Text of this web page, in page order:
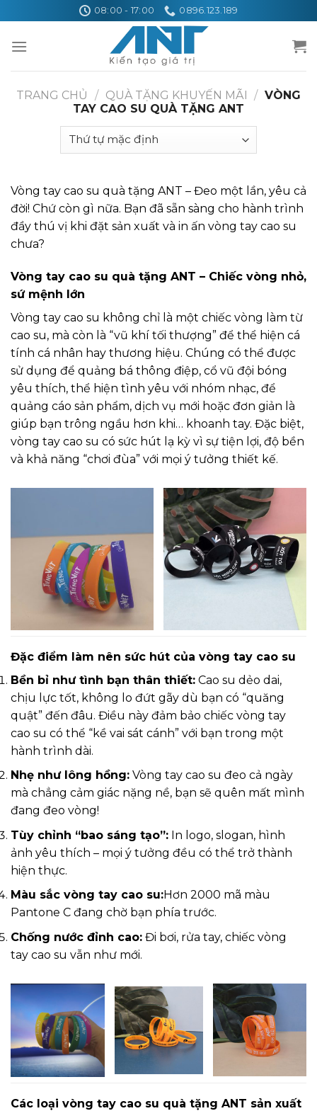
to
content
08:00 - 17:00 0896.123.189
TRANG CHỦ / QUÀ TẶNG KHUYẾN MÃI / VÒNG
TAY CAO SU QUÀ TẶNG ANT
Vòng tay cao su quà tặng ANT – Đeo một lần, yêu cả
đời! Chứ còn gì nữa. Bạn đã sẵn sàng cho hành trình
đầy thú vị khi đặt sản xuất và in ấn vòng tay cao su
chưa?
Vòng tay cao su quà tặng ANT – Chiếc vòng nhỏ,
sứ mệnh lớn
Vòng tay cao su không chỉ là một chiếc vòng làm từ
cao su, mà còn là “vũ khí tối thượng” để thể hiện cá
tính cá nhân hay thương hiệu. Chúng có thể được
sử dụng để quảng bá thông điệp, cổ vũ đội bóng
yêu thích, thể hiện tình yêu với nhóm nhạc, để
quảng cáo sản phẩm, dịch vụ mới hoặc đơn giản là
giúp bạn trông ngầu hơn khi… khoanh tay. Đặc biệt,
vòng tay cao su có sức hút lạ kỳ vì sự tiện lợi, độ bền
và khả năng “chơi đùa” với mọi ý tưởng thiết kế.
Đặc điểm làm nên sức hút của vòng tay cao su
Bền bỉ như tình bạn thân thiết: Cao su dẻo dai,
chịu lực tốt, không lo đứt gãy dù bạn có “quăng
quật” đến đâu. Điều này đảm bảo chiếc vòng tay
cao su có thể “kề vai sát cánh” với bạn trong một
hành trình dài.
Nhẹ như lông hồng: Vòng tay cao su đeo cả ngày
mà chẳng cảm giác nặng nề, bạn sẽ quên mất mình
đang đeo vòng!
Tùy chỉnh “bao sáng tạo”: In logo, slogan, hình
ảnh yêu thích – mọi ý tưởng đều có thể trở thành
hiện thực.
Màu sắc vòng tay cao su:Hơn 2000 mã màu
Pantone C đang chờ bạn phía trước.
Chống nước đỉnh cao: Đi bơi, rửa tay, chiếc vòng
tay cao su vẫn như mới.
Các loại vòng tay cao su quà tặng ANT sản xuất